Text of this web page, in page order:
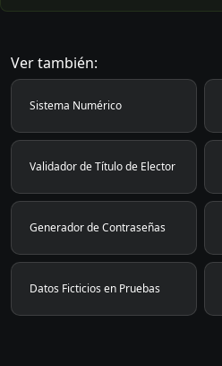
Ver también:
Sistema Numérico
Validador de Título de Elector
Generador de Contraseñas
Datos Ficticios en Pruebas